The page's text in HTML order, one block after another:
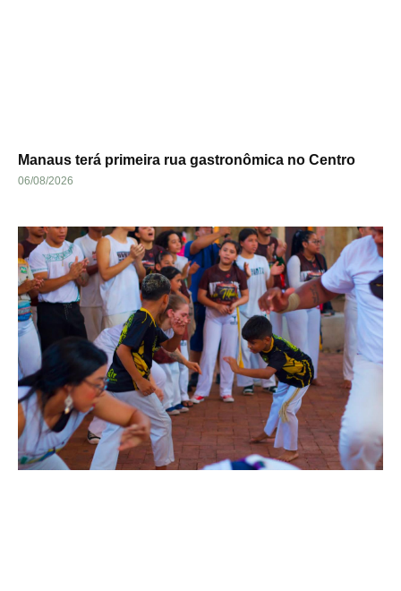
Manaus terá primeira rua gastronômica no Centro
06/08/2026